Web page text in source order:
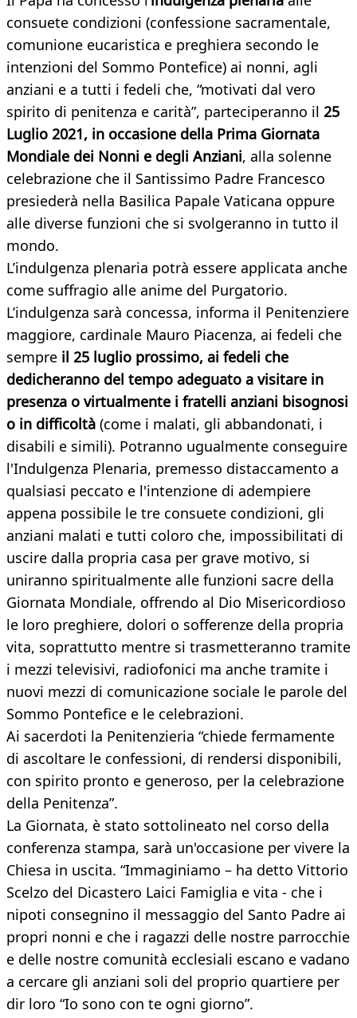
consuete condizioni (confessione sacramentale,
comunione eucaristica e preghiera secondo le
intenzioni del Sommo Pontefice) ai nonni, agli
anziani e a tutti i fedeli che, “motivati dal vero
spirito di penitenza e carità”, parteciperanno il 25
Luglio 2021, in occasione della Prima Giornata
Mondiale dei Nonni e degli Anziani, alla solenne
celebrazione che il Santissimo Padre Francesco
presiederà nella Basilica Papale Vaticana oppure
alle diverse funzioni che si svolgeranno in tutto il
mondo.
L’indulgenza plenaria potrà essere applicata anche
come suffragio alle anime del Purgatorio.
L’indulgenza sarà concessa, informa il Penitenziere
maggiore, cardinale Mauro Piacenza, ai fedeli che
sempre il 25 luglio prossimo, ai fedeli che
dedicheranno del tempo adeguato a visitare in
presenza o virtualmente i fratelli anziani bisognosi
o in difficoltà (come i malati, gli abbandonati, i
disabili e simili). Potranno ugualmente conseguire
l'Indulgenza Plenaria, premesso distaccamento a
qualsiasi peccato e l'intenzione di adempiere
appena possibile le tre consuete condizioni, gli
anziani malati e tutti coloro che, impossibilitati di
uscire dalla propria casa per grave motivo, si
uniranno spiritualmente alle funzioni sacre della
Giornata Mondiale, offrendo al Dio Misericordioso
le loro preghiere, dolori o sofferenze della propria
vita, soprattutto mentre si trasmetteranno tramite
i mezzi televisivi, radiofonici ma anche tramite i
nuovi mezzi di comunicazione sociale le parole del
Sommo Pontefice e le celebrazioni.
Ai sacerdoti la Penitenzieria “chiede fermamente
di ascoltare le confessioni, di rendersi disponibili,
con spirito pronto e generoso, per la celebrazione
della Penitenza”.
La Giornata, è stato sottolineato nel corso della
conferenza stampa, sarà un'occasione per vivere la
Chiesa in uscita. “Immaginiamo – ha detto Vittorio
Scelzo del Dicastero Laici Famiglia e vita - che i
nipoti consegnino il messaggio del Santo Padre ai
propri nonni e che i ragazzi delle nostre parrocchie
e delle nostre comunità ecclesiali escano e vadano
a cercare gli anziani soli del proprio quartiere per
dir loro “Io sono con te ogni giorno”.